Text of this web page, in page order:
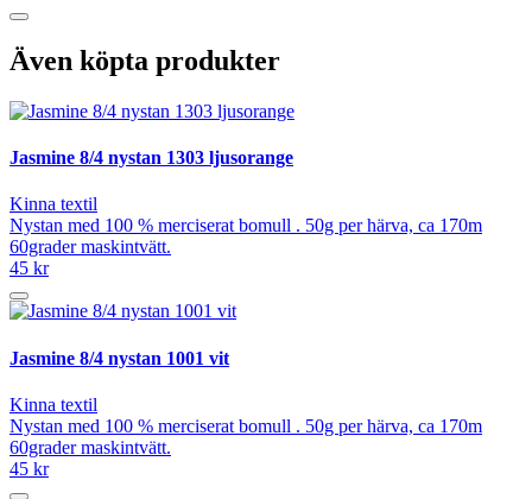
Även köpta produkter
Jasmine 8/4 nystan 1303 ljusorange
Kinna textil
Nystan med 100 % merciserat bomull . 50g per härva, ca 170m
60grader maskintvätt.
45 kr
Jasmine 8/4 nystan 1001 vit
Kinna textil
Nystan med 100 % merciserat bomull . 50g per härva, ca 170m
60grader maskintvätt.
45 kr